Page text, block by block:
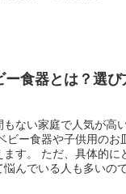
食器とは？選
ない家庭で人気が高
ビー食器や子供用のお
す。 ただ、具体的に
んでいる人も多いので